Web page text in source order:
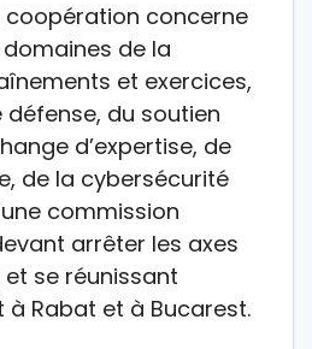
coopération concerne
de la
et exercices,
défense, du soutien
d’expertise, de
de la cybersécurité
commission
arrêter les axes
se réunissant
Rabat et à Bucarest.